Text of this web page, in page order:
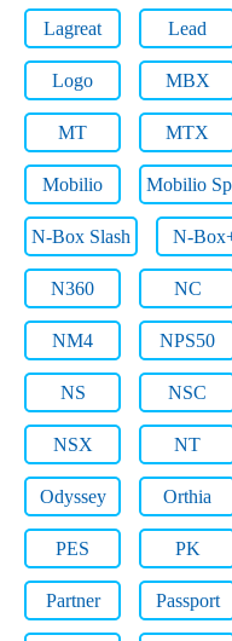
Lagreat Lead
Logo MBX
MT MTX
Mobilio Mobilio
N-Box Slash N-
N360 NC
NM4 NPS50
NS NSC
NSX NT
Odyssey Orthia
PES PK
Partner Passport